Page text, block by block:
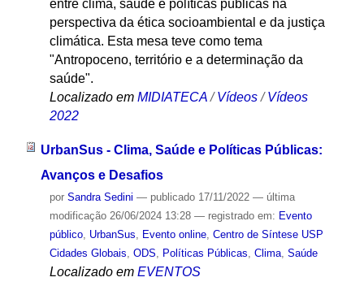
entre clima, saúde e políticas públicas na
perspectiva da ética socioambiental e da justiça
climática. Esta mesa teve como tema
"Antropoceno, território e a determinação da
saúde".
Localizado em MIDIATECA /Vídeos /Vídeos
2022
UrbanSus - Clima, Saúde e Políticas Públicas:
Avanços e Desafios
por Sandra Sedini — publicado17/11/2022 — última
modificação26/06/2024 13:28 — registrado em: Evento
público, UrbanSus, Evento online, Centro de Síntese USP
Cidades Globais, ODS, Políticas Públicas, Clima, Saúde
Localizado em EVENTOS